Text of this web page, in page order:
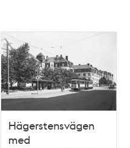
Hägerstensvägen
med